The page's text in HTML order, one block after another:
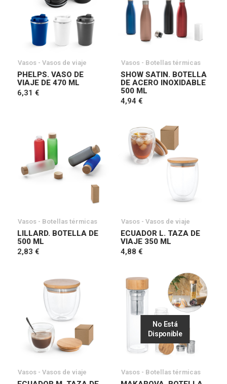
Vasos - Vasos de viaje
PHELPS. VASO DE
VIAJE DE 470 ML
6,31 €
Vasos - Botellas térmicas
SHOW SATIN. BOTELLA
DE ACERO INOXIDABLE
500 ML
4,94 €
Vasos - Botellas térmicas
LILLARD. BOTELLA DE
500 ML
2,83 €
Vasos - Vasos de viaje
ECUADOR L. TAZA DE
VIAJE 350 ML
4,88 €
Vasos - Vasos de viaje
No Está
Disponible
Vasos - Botellas térmicas